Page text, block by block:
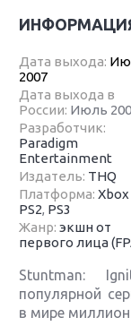
Дата выхода:
2007
Дата выхода в
России: Июль
Разработчик:
Paradigm
Entertainment
Издатель: THQ
Платформа:Xbox
PS2, PS3
Жанр:экшн от
первого лица
Stuntman:
популярной
в мире